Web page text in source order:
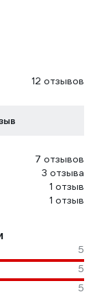
12 отзывов
7 отзывов
3 отзыва
1 отзыв
1 отзыв
5
5
5